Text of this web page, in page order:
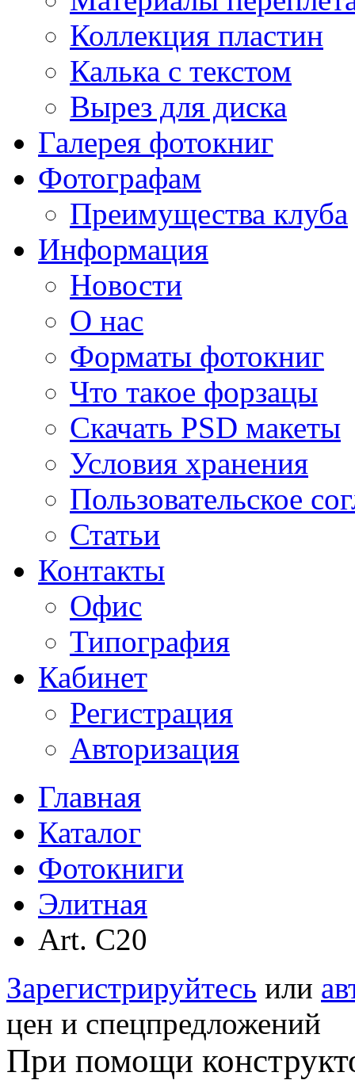
Коллекция пластин
Калька с текстом
Вырез для диска
Галерея фотокниг
Фотографам
Преимущества клуба
Информация
Новости
О нас
Форматы фотокниг
Что такое форзацы
Скачать PSD макеты
Условия хранения
Пользовательское
Статьи
Контакты
Офис
Типография
Кабинет
Регистрация
Авторизация
Главная
Каталог
Фотокниги
Элитная
Аrt. C20
Зарегистрируйтесь или
цен и спецпредложений
При помощи